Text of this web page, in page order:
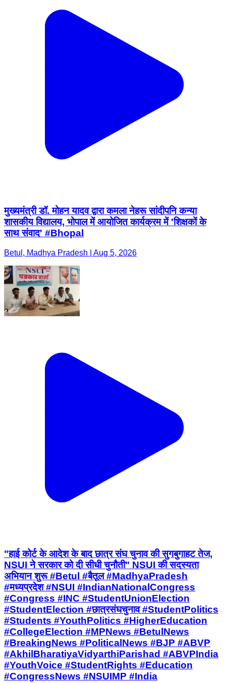
मुख्यमंत्री डॉ. मोहन यादव द्वारा कमला नेहरू सांदीपनि कन्या
शासकीय विद्यालय, भोपाल में आयोजित कार्यक्रम में 'शिक्षकों के
साथ संवाद' #Bhopal
Betul, Madhya Pradesh | Aug 5, 2026
"हाई कोर्ट के आदेश के बाद छात्र संघ चुनाव की सुगबुगाहट तेज,
NSUI ने सरकार को दी सीधी चुनौती" NSUI की सदस्यता
अभियान शुरू #Betul #बैतूल #MadhyaPradesh
#मध्यप्रदेश #NSUI #IndianNationalCongress
#Congress #INC #StudentUnionElection
#StudentElection #छात्रसंघचुनाव #StudentPolitics
#Students #YouthPolitics #HigherEducation
#CollegeElection #MPNews #BetulNews
#BreakingNews #PoliticalNews #BJP #ABVP
#AkhilBharatiyaVidyarthiParishad #ABVPIndia
#YouthVoice #StudentRights #Education
#CongressNews #NSUIMP #India